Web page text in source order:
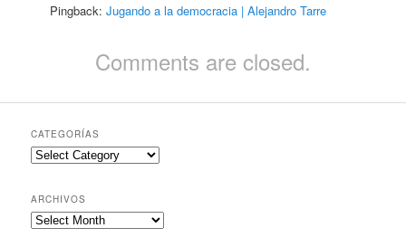
Pingback:Jugando a la democracia | Alejandro Tarre
Comments are closed.
CATEGORÍAS
Categorías
ARCHIVOS
Archivos